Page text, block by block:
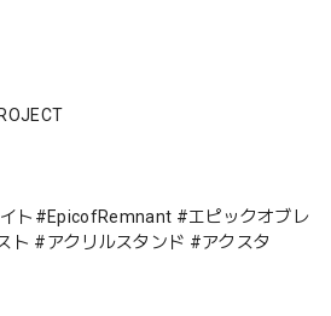
ト#EpicofRemnant #エピックオブレ
ト #アクリルスタンド #アクスタ